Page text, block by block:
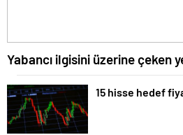
Yabancı ilgisini üzerine çeken
15 hisse hedef